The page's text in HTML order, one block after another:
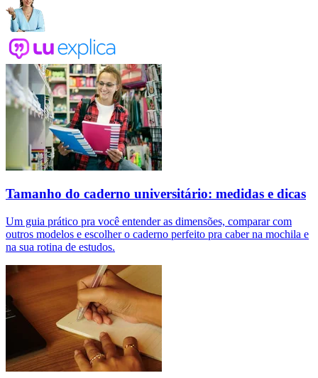
Tamanho do caderno universitário: medidas e dicas
Um guia prático pra você entender as dimensões, comparar com
outros modelos e escolher o caderno perfeito pra caber na mochila e
na sua rotina de estudos.